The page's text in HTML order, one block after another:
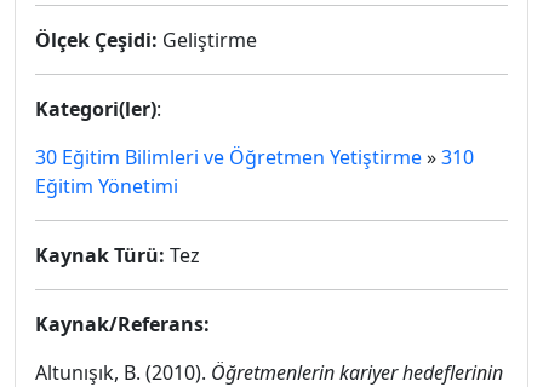
Ölçek Çeşidi: Geliştirme
Kategori(ler):
30 Eğitim Bilimleri ve Öğretmen Yetiştirme»310
Eğitim Yönetimi
Kaynak Türü: Tez
Kaynak/Referans:
Altunışık, B. (2010). Öğretmenlerin kariyer hedeflerinin